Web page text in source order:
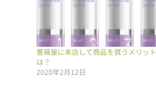
薔薇屋に来店して商品を買うメリット
は？
2020年2月12日